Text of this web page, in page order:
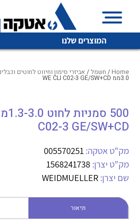
המוצרים שלנו
איכות | שרות |
אטקה בע”מ היא החברה הגדולה
מיתוג, בקרה , ואינסטלציה חשמלית ופעילה ב7
חשמל מיתוג ואינסטלציה חשמלית
קופסאות וארונות לחשמל, בקרה
לכל מוצרי היצרן
לכל מוצרי היצרן
Home
/ חשמל / אביזרי סימון וחיווט לחוטים
3.0ממ WE CLI C02-3 GE/SW+CD
C02-3 GE/SW+CD
מק"ט אטקה: 005570251
מק"ט יצרן: 1568241738
שם יצרן: WEIDMUELLER
תיאור